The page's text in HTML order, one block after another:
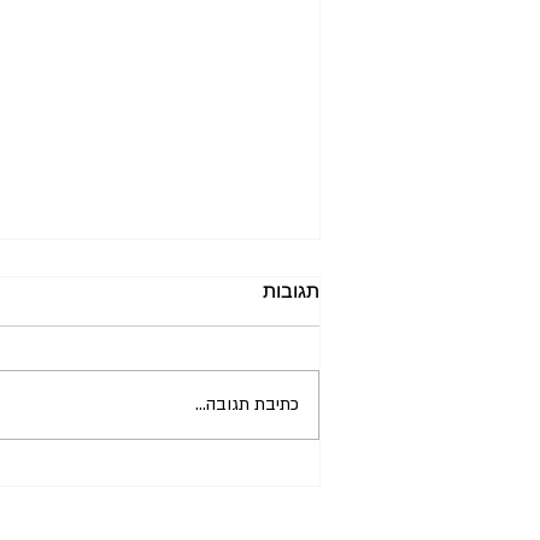
תגובות
כתיבת תגובה...